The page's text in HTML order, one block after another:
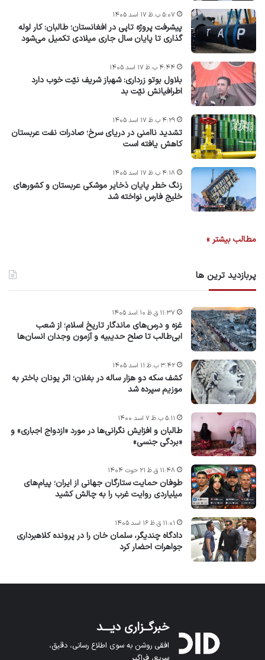
پیشرفت پروژه‌ تاپی در افغانستان؛ طالبان: کار لوله
گذاری تا پایان سال جاری میلادی تکمیل می‌شود
۵:۰۷ ب.ظ ۱۷ اسد ۱۴۰۵
بلاول بوتو زرداری: شهباز شریف نیّت خوب دارد
اطرافیانش نیّت بد
۴:۴۴ ب.ظ ۱۷ اسد ۱۴۰۵
تشدید ناامنی در دریای سرخ؛ صادرات نفت عربستان
کاهش یافته است
۴:۲۹ ب.ظ ۱۷ اسد ۱۴۰۵
زنگ خطر پایان ذخایر موشکی عربستان و کشورهای
خلیج فارس نواخته شد
۴:۱۸ ب.ظ ۱۷ اسد ۱۴۰۵
مطالب بیشتر »
پربازدید ترین ها
غزه و درس‌های ماندگار تاریخ اسلام؛ از شعب
ابی‌طالب تا صلح حدیبیه و آزمون وجدان انسان‌ها
۱۱:۳۷ ق.ظ ۱۰ اسد ۱۴۰۵
کشف سکه دو هزار ساله در بغلان؛ اثر یونان باختر به
موزیم سپرده شد
۳:۴۲ ب.ظ ۱۱ اسد ۱۴۰۵
طالبان و افزایش نگرانی‌ها در مورد «ازدواج اجباری» و
«بردگی جنسی»
۵:۱۱ ب.ظ ۷ اسد ۱۴۰۰
طوفان حمایت ستارگان جهانی از ایران؛ پیام‌های
میلیاردی روایت غرب را به چالش کشید
۱۱:۴۸ ق.ظ ۲۱ حوت ۱۴۰۴
دادگاه چندیگر، سلمان خان را در پرونده کلاهبرداری
جواهرات احضار کرد
۱۱:۰۱ ق.ظ ۱۶ اسد ۱۴۰۵
خبرگــزاری دیـــد
افقی روشن به سوی اطلاع رسانی، دقیق،